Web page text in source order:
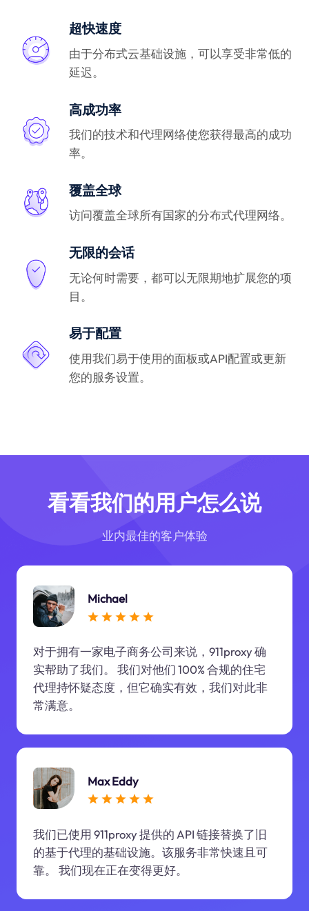
超快速度
由于分布式云基础设施，可以享受非常低的
延迟。
高成功率
我们的技术和代理网络使您获得最高的成功
率。
覆盖全球
访问覆盖全球所有国家的分布式代理网络。
无限的会话
无论何时需要，都可以无限期地扩展您的项
目。
易于配置
使用我们易于使用的面板或API配置或更新
您的服务设置。
看看我们的用户怎么说
业内最佳的客户体验
Michael
对于拥有一家电子商务公司来说，911proxy 确
实帮助了我们。 我们对他们 100% 合规的住宅
代理持怀疑态度，但它确实有效，我们对此非
常满意。
Max Eddy
我们已使用 911proxy 提供的 API 链接替换了旧
的基于代理的基础设施。该服务非常快速且可
靠。 我们现在正在变得更好。